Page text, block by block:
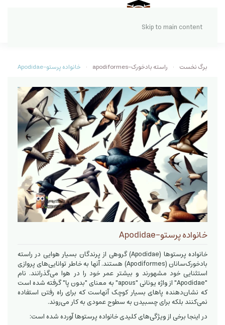
Skip to main content
برگ نخست راسته بادخورک-apodiformes خانواده پرستو-Apodidae
خانواده پرستو-Apodidae
خانواده پرستوها (Apodidae) گروهی از پرندگان بسیار هوایی در راسته
بادخورک‌سانان (Apodiformes) هستند. آنها به خاطر توانایی‌های پروازی
استثنایی خود مشهورند و بیشتر عمر خود را در هوا می‌گذرانند. نام
"Apodidae" از واژه یونانی "apous" به معنای "بدون پا" گرفته شده است
که نشان‌دهنده پاهای بسیار کوچک آنهاست که برای راه رفتن استفاده
نمی‌کنند بلکه برای چسبیدن به سطوح عمودی به کار می‌روند.
در اینجا برخی از ویژگی‌های کلیدی خانواده پرستوها آورده شده است: